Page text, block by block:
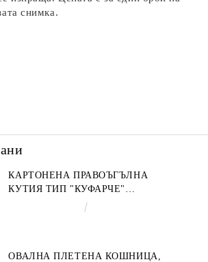
снимка.
КАРТОНЕНА ПРАВОЪГЪЛНА
КУТИЯ ТИП "КУФАРЧЕ"
ENCHANTED NATURE, ЗЕЛЕНО/
ОВАЛНА ПЛЕТЕНА КОШНИЦА,